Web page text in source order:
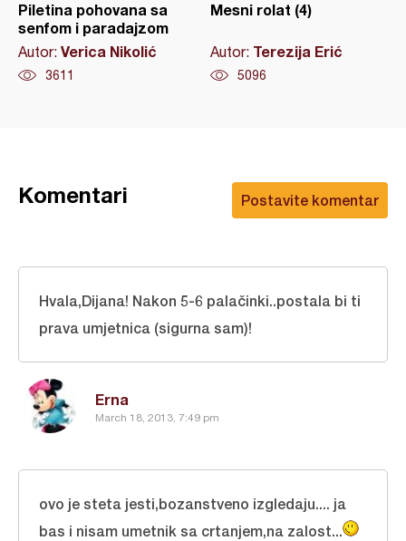
Piletina pohovana sa
senfom i paradajzom
Autor: Verica Nikolić
3611
Mesni rolat (4)
Autor: Terezija Erić
5096
Postavite komentar
Komentari
Erna
March 18, 2013, 7:49 pm
Hvala,Dijana! Nakon 5-6 palačinki..postala bi ti
prava umjetnica (sigurna sam)!
ovo je steta jesti,bozanstveno izgledaju.... ja
bas i nisam umetnik sa crtanjem,na zalost...